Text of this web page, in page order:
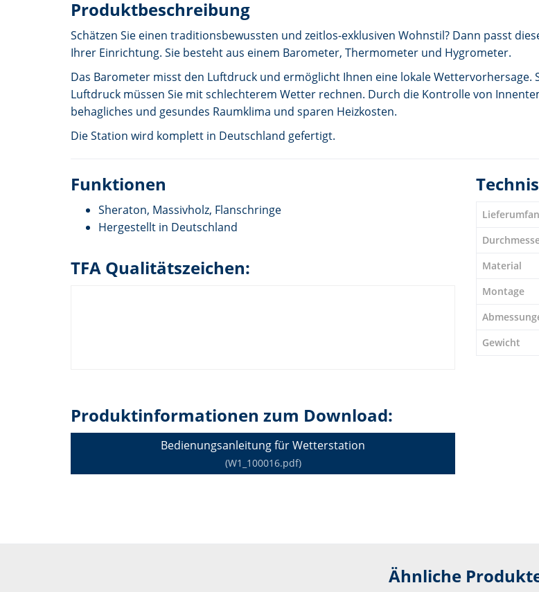
Produktbeschreibung
Schätzen Sie einen traditionsbewussten und zeitlos-exklusiven Wohnstil? Dann passt
Ihrer Einrichtung. Sie besteht aus einem Barometer, Thermometer und Hygrometer.
Das Barometer misst den Luftdruck und ermöglicht Ihnen eine lokale
Luftdruck müssen Sie mit schlechterem Wetter rechnen. Durch die Kontrolle von
behagliches und gesundes Raumklima und sparen Heizkosten.
Die Station wird komplett in Deutschland gefertigt.
Funktionen
Sheraton, Massivholz, Flanschringe
Hergestellt in Deutschland
TFA Qualitätszeichen:
Produktinformationen zum Download:
Bedienungsanleitung für Wetterstation
(W1_100016.pdf)
Material
Montage
Gewicht
Ähnliche